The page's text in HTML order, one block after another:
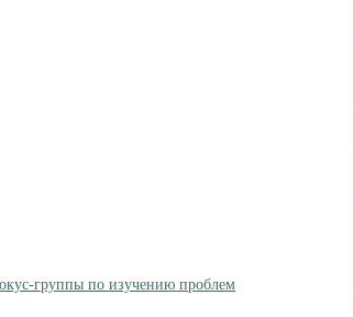
группы по изучению проблем